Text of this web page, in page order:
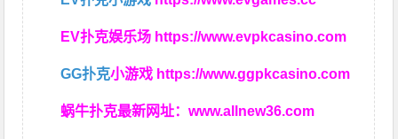
EV扑克娱乐场 https://www.evpkcasino.com
GG扑克小游戏 https://www.ggpkcasino.com
蜗牛扑克最新网址：www.allnew36.com